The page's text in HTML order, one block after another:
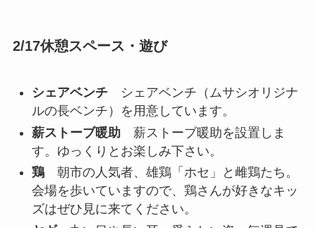
2/17休憩スペース・遊び
シェアベンチシェアベンチ（ムサシオリジナ
ルの長ベンチ）を用意しています。
薪ストーブ暖助薪ストーブ暖助を設置しま
す。ゆっくりとお楽しみ下さい。
鶏朝市の人気者、雄鶏「ホセ」と雌鶏たち。
会場を歩いていますので、鶏さんが好きなキッ
ズはぜひ見に来てください。